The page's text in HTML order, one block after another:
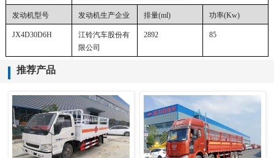
发动机型号 发动机生产企业 排量(ml) 功率(Kw)
JX4D30D6H
江铃汽车股份有
限公司
2892 85
推荐产品